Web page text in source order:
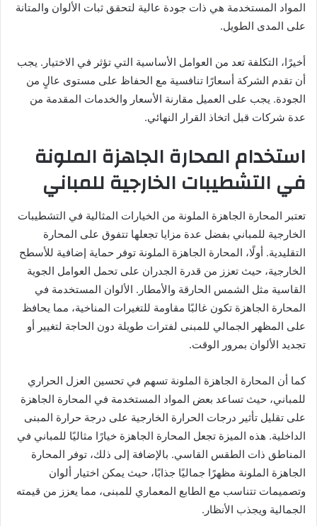
المواد المستخدمة هي ذات جودة عالية لتحقق ثبات الألوان والمتانة
على المدى الطويل.
أخيرًا، التكلفة تعد من العوامل الأساسية التي تؤثر في الاختيار. يجب
أن تقدم الشركة أسعارًا تنافسية مع الحفاظ على مستوى عالٍ من
الجودة. يجب على العميل مقارنة الأسعار والخدمات المقدمة من
عدة شركات قبل اتخاذ القرار النهائي.
استخدام المحارة الجاهزة الملونة
في التشطيبات الخارجية للمباني
تعتبر المحارة الجاهزة الملونة من الخيارات المثالية في التشطيبات
الخارجية للمباني بفضل عدة مزايا تجعلها تتفوق على المحارة
التقليدية. أولًا، المحارة الجاهزة الملونة توفر حماية إضافية للأسطح
الخارجية، حيث تعزز من قدرة الجدران على تحمل العوامل الجوية
القاسية مثل الشمس الحارقة والأمطار. الألوان المستخدمة في
المحارة الجاهزة تكون غالبًا مقاومة للتغيرات المناخية، مما يحافظ
على المظهر الجمالي للمبنى لفترات طويلة دون الحاجة لتغيير أو
تجديد الألوان بمرور الوقت.
كما أن المحارة الجاهزة الملونة تسهم في تحسين العزل الحراري
للمباني، حيث تساعد بعض المواد المستخدمة في المحارة الجاهزة
على تقليل تأثير درجات الحرارة الخارجية على درجة حرارة المبنى
الداخلية. هذه الميزة تجعل المحارة الجاهزة خيارًا مثاليًا للمباني في
المناطق ذات الطقس القاسي. بالإضافة إلى ذلك، توفر المحارة
الجاهزة الملونة مظهرًا جماليًا جذابًا، حيث يمكن اختيار ألوان
وتصميمات تتناسب مع الطابع المعماري للمبنى، مما يعزز من قيمته
الجمالية ويجذب الأنظار.